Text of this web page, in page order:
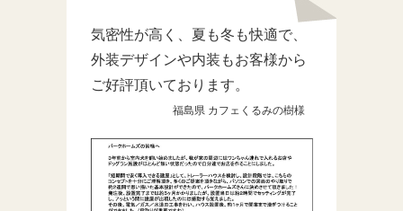
気密性が高く、夏も冬も快適で、
外装デザインや内装もお客様から
ご好評頂いております。
福島県 カフェくるみの樹様